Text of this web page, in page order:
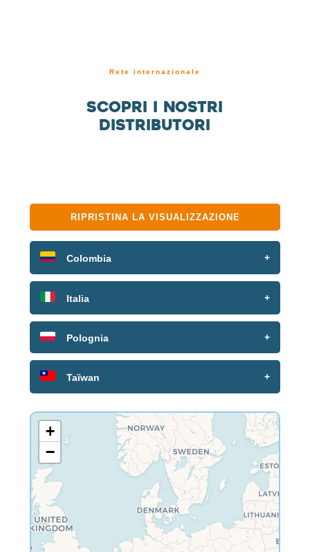
Rete internazionale
Scopri i nostri
distributori
RIPRISTINA LA VISUALIZZAZIONE
Colombia +
Italia +
Polognia +
Taïwan +
+
−